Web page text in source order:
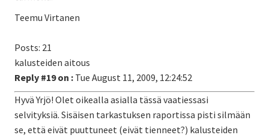
Teemu Virtanen
Posts: 21
kalusteiden aitous
Reply #19 on : Tue August 11, 2009, 12:24:52
Hyvä Yrjö! Olet oikealla asialla tässä vaatiessasi
selvityksiä. Sisäisen tarkastuksen raportissa pisti silmään
se, että eivät puuttuneet (eivät tienneet?) kalusteiden